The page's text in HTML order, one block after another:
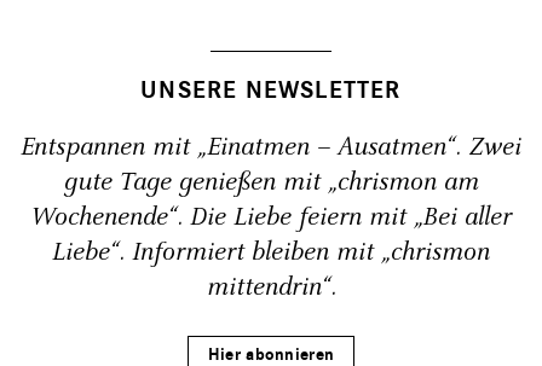
UNSERE NEWSLETTER
Entspannen mit „Einatmen – Ausatmen“. Zwei
gute Tage genießen mit „chrismon am
Wochenende“. Die Liebe feiern mit „Bei aller
Liebe“. Informiert bleiben mit „chrismon
mittendrin“.
Hier abonnieren